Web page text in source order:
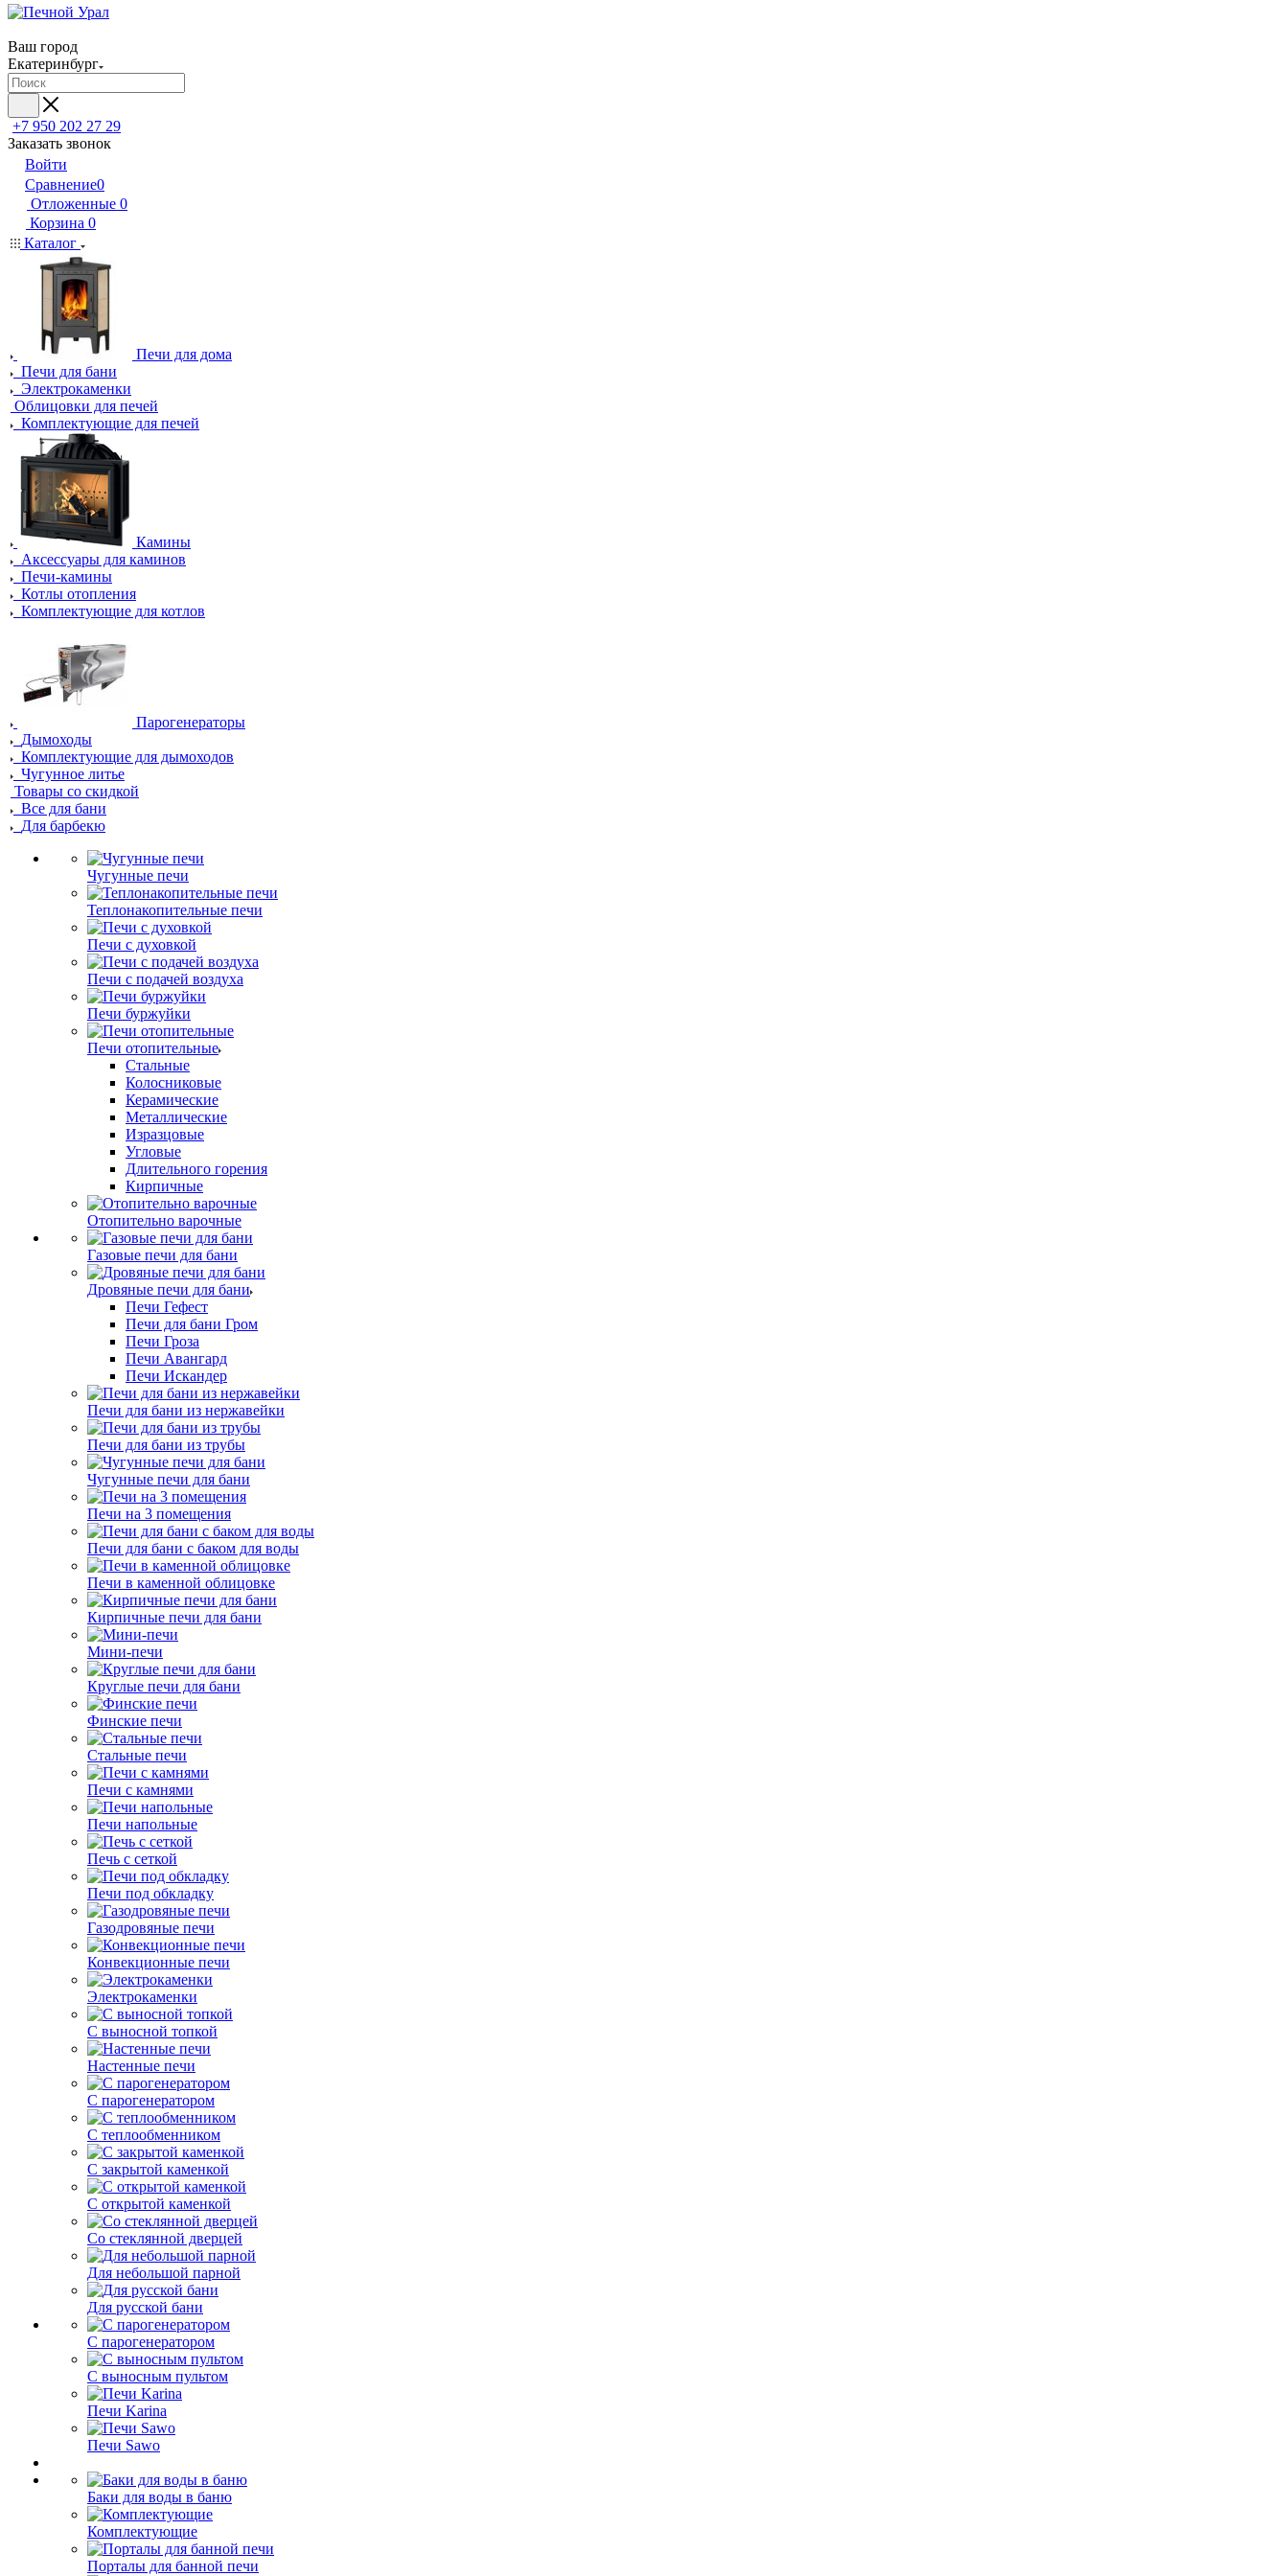
Ваш город
Екатеринбург
+7 950 202 27 29
Заказать звонок
Войти
Сравнение0
Отложенные 0
Корзина 0
Каталог
Печи для дома
Печи для бани
Электрокаменки
Облицовки для печей
Комплектующие для печей
Камины
Аксессуары для каминов
Печи-камины
Котлы отопления
Комплектующие для котлов
Парогенераторы
Дымоходы
Комплектующие для дымоходов
Чугунное литье
Товары со скидкой
Все для бани
Для барбекю
Чугунные печи
Теплонакопительные печи
Печи с духовкой
Печи с подачей воздуха
Печи буржуйки
Печи отопительные
Стальные
Колосниковые
Керамические
Металлические
Изразцовые
Угловые
Длительного горения
Кирпичные
Отопительно варочные
Газовые печи для бани
Дровяные печи для бани
Печи Гефест
Печи для бани Гром
Печи Гроза
Печи Авангард
Печи Искандер
Печи для бани из нержавейки
Печи для бани из трубы
Чугунные печи для бани
Печи на 3 помещения
Печи для бани с баком для воды
Печи в каменной облицовке
Кирпичные печи для бани
Мини-печи
Круглые печи для бани
Финские печи
Стальные печи
Печи с камнями
Печи напольные
Печь с сеткой
Печи под обкладку
Газодровяные печи
Конвекционные печи
Электрокаменки
С выносной топкой
Настенные печи
С парогенератором
С теплообменником
С закрытой каменкой
С открытой каменкой
Со стеклянной дверцей
Для небольшой парной
Для русской бани
С парогенератором
С выносным пультом
Печи Karina
Печи Sawo
Баки для воды в баню
Комплектующие
Порталы для банной печи